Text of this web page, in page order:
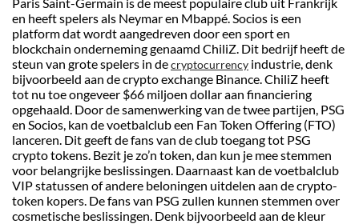
Paris Saint-Germain is de meest populaire club uit Frankrijk
en heeft spelers als Neymar en Mbappé. Socios is een
platform dat wordt aangedreven door een sport en
blockchain onderneming genaamd ChiliZ. Dit bedrijf heeft de
steun van grote spelers in decryptocurrency industrie, denk
bijvoorbeeld aan de crypto exchange Binance. ChiliZ heeft
tot nu toe ongeveer $66 miljoen dollar aan financiering
opgehaald. Door de samenwerking van de twee partijen, PSG
en Socios, kan de voetbalclub een Fan Token Offering (FTO)
lanceren. Dit geeft de fans van de club toegang tot PSG
crypto tokens. Bezit je zo’n token, dan kun je mee stemmen
voor belangrijke beslissingen. Daarnaast kan de voetbalclub
VIP statussen of andere beloningen uitdelen aan de crypto-
token kopers. De fans van PSG zullen kunnen stemmen over
cosmetische beslissingen. Denk bijvoorbeeld aan de kleur